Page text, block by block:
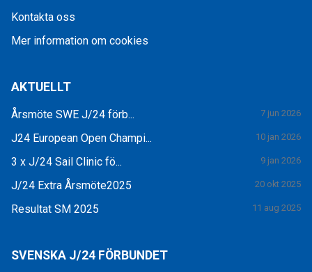
Kontakta oss
Mer information om cookies
AKTUELLT
Årsmöte SWE J/24 förb... 7 jun 2026
J24 European Open Champi... 10 jan 2026
3 x J/24 Sail Clinic fö... 9 jan 2026
J/24 Extra Årsmöte2025 20 okt 2025
Resultat SM 2025 11 aug 2025
SVENSKA J/24 FÖRBUNDET